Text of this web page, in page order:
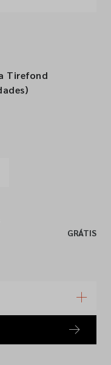
Tirefond
GRÁTIS